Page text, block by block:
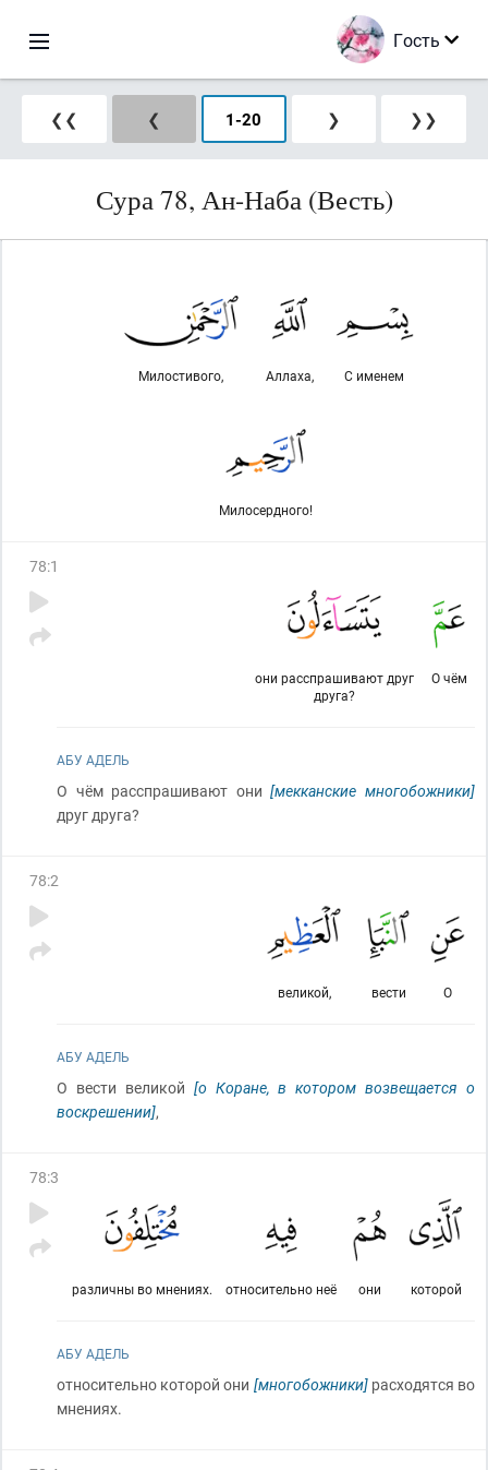
Гость
❮❮ ❮ 1-20 ❯ ❯❯
Сура 78, Ан-Наба (Весть)
С именем
Аллаха,
Милостивого,
Милосердного!
78:1
О чём
они расспрашивают друг
друга?
АБУ АДЕЛЬ
О чём расспрашивают они[мекканские многобожники]
друг друга?
78:2
О
вести
великой,
АБУ АДЕЛЬ
О вести великой [о Коране, в котором возвещается о
воскрешении],
78:3
которой
они
относительно неё
различны во мнениях.
АБУ АДЕЛЬ
относительно которой они [многобожники]расходятся во
мнениях.